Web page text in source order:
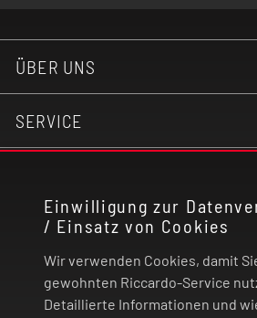
Einwilligung zur
/ Einsatz von Cookies
Wir verwenden Cookies, damit
gewohnten Riccardo-Service
Detaillierte Informationen und
ÜBER UNS
SERVICE
RECHTLICHES
ZAHLUNG UND VERSAND